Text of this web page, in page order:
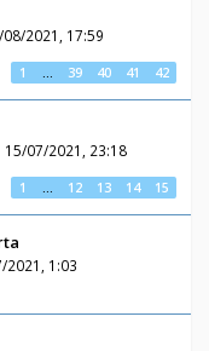
08/2021, 17:59
1 … 39 40 41 42
15/07/2021, 23:18
1 … 12 13 14 15
2021, 1:03